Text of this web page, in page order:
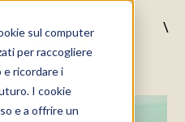
sul computer
per raccogliere
e ricordare i
I cookie
e a offrire un
MENU
\